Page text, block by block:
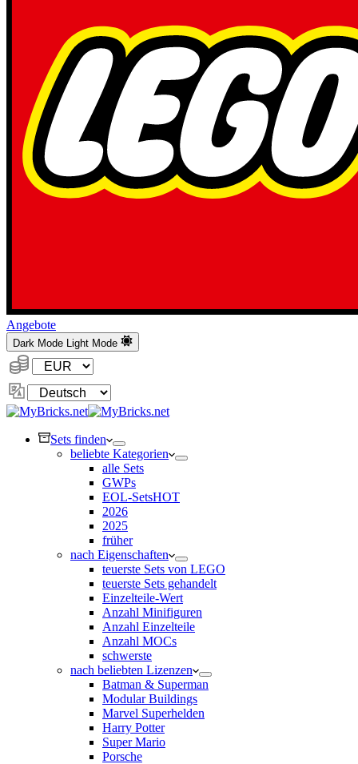
Angebote
Dark Mode Light Mode
Währung:
Sprache
ändern
Sets finden
beliebte Kategorien
alle Sets
GWPs
EOL-SetsHOT
2026
2025
früher
nach Eigenschaften
teuerste Sets von LEGO
teuerste Sets gehandelt
Einzelteile-Wert
Anzahl Minifiguren
Anzahl Einzelteile
Anzahl MOCs
schwerste
nach beliebten Lizenzen
Batman & Superman
Modular Buildings
Marvel Superhelden
Harry Potter
Super Mario
Porsche